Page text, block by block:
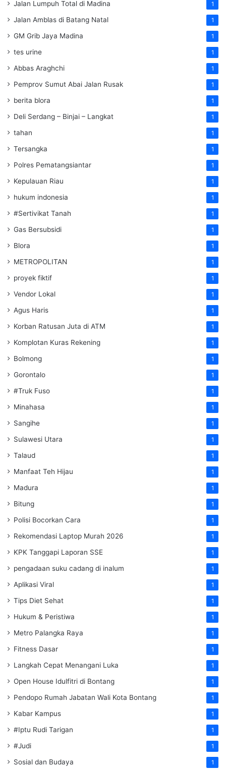
Jalan Lumpuh Total di Madina 1
Jalan Amblas di Batang Natal 1
GM Grib Jaya Madina 1
tes urine 1
Abbas Araghchi 1
Pemprov Sumut Abai Jalan Rusak 1
berita blora 1
Deli Serdang – Binjai – Langkat 1
tahan 1
Tersangka 1
Polres Pematangsiantar 1
Kepulauan Riau 1
hukum indonesia 1
#Sertivikat Tanah 1
Gas Bersubsidi 1
Blora 1
METROPOLITAN 1
proyek fiktif 1
Vendor Lokal 1
Agus Haris 1
Korban Ratusan Juta di ATM 1
Komplotan Kuras Rekening 1
Bolmong 1
Gorontalo 1
#Truk Fuso 1
Minahasa 1
Sangihe 1
Sulawesi Utara 1
Talaud 1
Manfaat Teh Hijau 1
Madura 1
Bitung 1
Polisi Bocorkan Cara 1
Rekomendasi Laptop Murah 2026 1
KPK Tanggapi Laporan SSE 1
pengadaan suku cadang di inalum 1
Aplikasi Viral 1
Tips Diet Sehat 1
Hukum & Peristiwa 1
Metro Palangka Raya 1
Fitness Dasar 1
Langkah Cepat Menangani Luka 1
Open House Idulfitri di Bontang 1
Pendopo Rumah Jabatan Wali Kota Bontang 1
Kabar Kampus 1
#Iptu Rudi Tarigan 1
#Judi 1
Sosial dan Budaya 1